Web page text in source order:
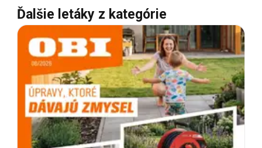
Ďalšie letáky z kategórie